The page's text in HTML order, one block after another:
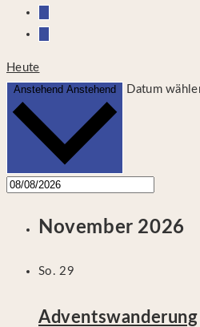
Heute
Anstehend Anstehend Datum
November 2026
So. 29
Adventswanderung